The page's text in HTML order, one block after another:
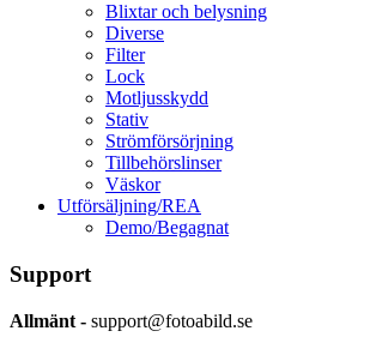
Blixtar och belysning
Diverse
Filter
Lock
Motljusskydd
Stativ
Strömförsörjning
Tillbehörslinser
Väskor
Utförsäljning/REA
Demo/Begagnat
Support
Allmänt - support@fotoabild.se